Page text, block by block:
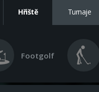
Hřiště Turnaje
Footgolf